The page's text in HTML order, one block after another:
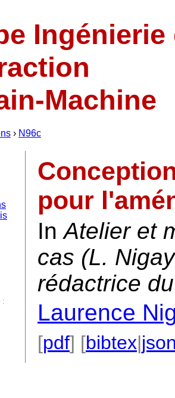
Ingénierie
Machine
› N96c
:
pour
InAtelier et
cas (L.
rédactrice
Laurence
[pdf] [bibtex|